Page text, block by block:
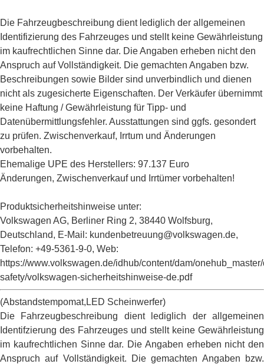
Die Fahrzeugbeschreibung dient lediglich der allgemeinen
Identifizierung des Fahrzeuges und stellt keine Gewährleistung
im kaufrechtlichen Sinne dar. Die Angaben erheben nicht den
Anspruch auf Vollständigkeit. Die gemachten Angaben bzw.
Beschreibungen sowie Bilder sind unverbindlich und dienen
nicht als zugesicherte Eigenschaften. Der Verkäufer übernimmt
keine Haftung / Gewährleistung für Tipp- und
Datenübermittlungsfehler. Ausstattungen sind ggfs. gesondert
zu prüfen. Zwischenverkauf, Irrtum und Änderungen
vorbehalten.
Ehemalige UPE des Herstellers: 97.137 Euro
Änderungen, Zwischenverkauf und Irrtümer vorbehalten!
Produktsicherheitshinweise unter:
Volkswagen AG, Berliner Ring 2, 38440 Wolfsburg,
Deutschland, E-Mail: kundenbetreuung@volkswagen.de,
Telefon: +49-5361-9-0, Web:
https://www.volkswagen.de/idhub/content/dam/
safety/volkswagen-sicherheitshinweise-de.pdf
(Abstandstempomat,LED Scheinwerfer)
Die Fahrzeugbeschreibung dient lediglich der allgemeinen
Identifzierung des Fahrzeuges und stellt keine Gewährleistung
im kaufrechtlichen Sinne dar. Die Angaben erheben nicht den
Anspruch auf Vollständigkeit. Die gemachten Angaben bzw.